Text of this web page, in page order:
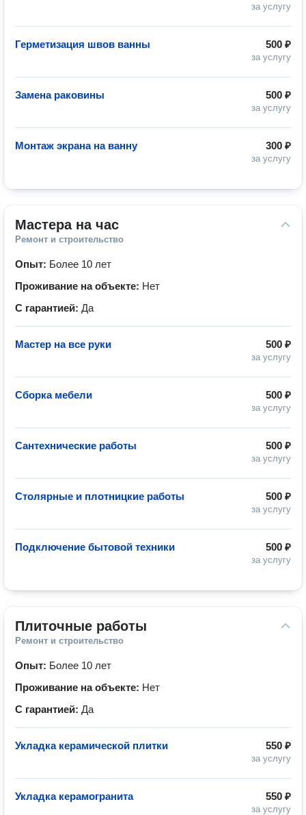
за услугу
500 ₽
за услугу
Герметизация швов ванны
500 ₽
за услугу
Замена раковины
300 ₽
за услугу
Монтаж экрана на ванну
Мастера на час
Ремонт и строительство
Опыт: Более 10 лет
Проживание на объекте: Нет
С гарантией: Да
500 ₽
за услугу
Мастер на все руки
500 ₽
за услугу
Сборка мебели
500 ₽
за услугу
Сантехнические работы
500 ₽
за услугу
Столярные и плотницкие работы
500 ₽
за услугу
Подключение бытовой техники
Плиточные работы
Ремонт и строительство
Опыт: Более 10 лет
Проживание на объекте: Нет
С гарантией: Да
550 ₽
за услугу
Укладка керамической плитки
550 ₽
за услугу
Укладка керамогранита